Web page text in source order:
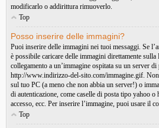
modificarlo o addirittura rimuoverlo.
Top
Posso inserire delle immagini?
Puoi inserire delle immagini nei tuoi messaggi. Se
è possibile caricare delle immagini direttamente
collegamento a un’immagine ospitata su un server di
http://www.indirizzo-del-sito.com/immagine.gif.
sul tuo PC (a meno che non abbia un server!) o
di autenticazione, come caselle di posta tipo yahoo
accesso, ecc. Per inserire l’immagine, puoi usare il
Top